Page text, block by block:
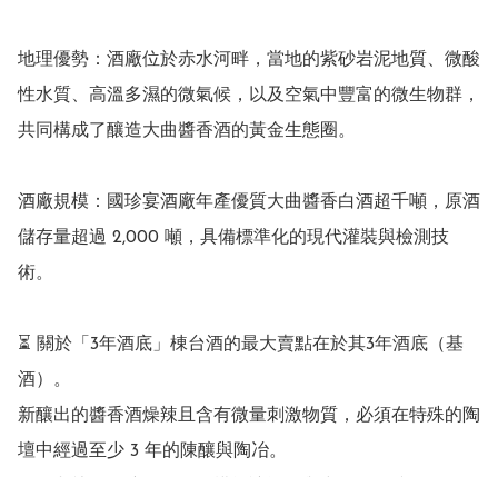
地理優勢：酒廠位於赤水河畔，當地的紫砂岩泥地質、微酸
性水質、高溫多濕的微氣候，以及空氣中豐富的微生物群，
共同構成了釀造大曲醬香酒的黃金生態圈。
酒廠規模：國珍宴酒廠年產優質大曲醬香白酒超千噸，原酒
儲存量超過 2,000 噸，具備標準化的現代灌裝與檢測技
術。
⏳ 關於「3年酒底」棟台酒的最大賣點在於其3年酒底（基
酒）。
新釀出的醬香酒燥辣且含有微量刺激物質，必須在特殊的陶
壇中經過至少 3 年的陳釀與陶冶。